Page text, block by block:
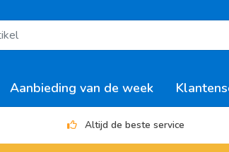
Aanbieding van de week
Altijd de beste service